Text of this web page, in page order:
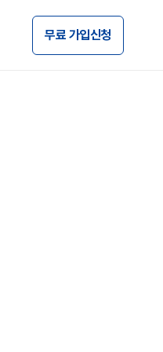
무료 가입신청